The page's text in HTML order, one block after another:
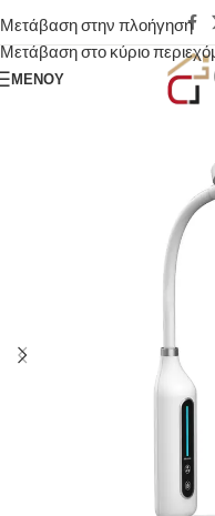
Μετάβαση στην πλοήγηση
Μετάβαση στο κύριο
ΜΕΝΟΎ